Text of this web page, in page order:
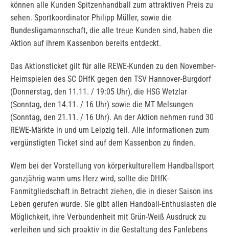
können alle Kunden Spitzenhandball zum attraktiven Preis zu
sehen. Sportkoordinator Philipp Müller, sowie die
Bundesligamannschaft, die alle treue Kunden sind, haben die
Aktion auf ihrem Kassenbon bereits entdeckt.
Das Aktionsticket gilt für alle REWE-Kunden zu den November-
Heimspielen des SC DHfK gegen den TSV Hannover-Burgdorf
(Donnerstag, den 11.11. / 19:05 Uhr), die HSG Wetzlar
(Sonntag, den 14.11. / 16 Uhr) sowie die MT Melsungen
(Sonntag, den 21.11. / 16 Uhr). An der Aktion nehmen rund 30
REWE-Märkte in und um Leipzig teil. Alle Informationen zum
vergünstigten Ticket sind auf dem Kassenbon zu finden.
Wem bei der Vorstellung von körperkulturellem Handballsport
ganzjährig warm ums Herz wird, sollte die DHfK-
Fanmitgliedschaft in Betracht ziehen, die in dieser Saison ins
Leben gerufen wurde. Sie gibt allen Handball-Enthusiasten die
Möglichkeit, ihre Verbundenheit mit Grün-Weiß Ausdruck zu
verleihen und sich proaktiv in die Gestaltung des Fanlebens